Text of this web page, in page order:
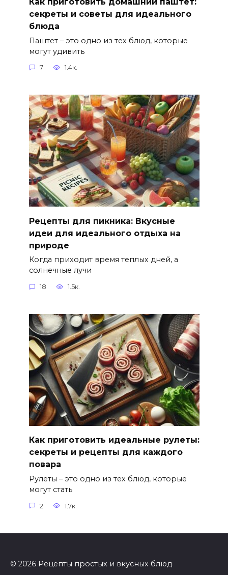
секреты и советы для идеального
блюда
Паштет – это одно из тех блюд, которые
могут удивить
7 1.4к.
Рецепты для пикника: Вкусные
идеи для идеального отдыха на
природе
Когда приходит время теплых дней, а
солнечные лучи
18 1.5к.
Как приготовить идеальные рулеты:
секреты и рецепты для каждого
повара
Рулеты – это одно из тех блюд, которые
могут стать
2 1.7к.
© 2026 Рецепты простых и вкусных блюд